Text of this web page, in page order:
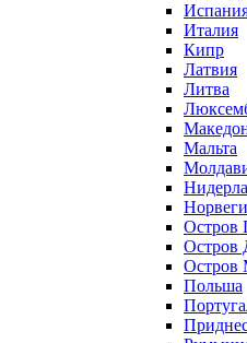
Италия
Кипр
Латвия
Литва
Мальта
Остров
Остров
Остров
Польша